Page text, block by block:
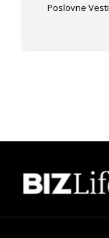
Poslovne Vesti